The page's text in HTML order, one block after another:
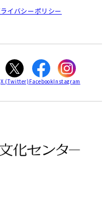
手順
質問
犬山
大垣
イバシーポリシー
X (Twitter) FacebookInstagram